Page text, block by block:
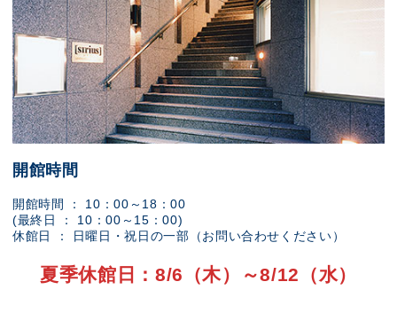
開館時間
開館時間 ： 10：00～18：00
(最終日 ： 10：00～15：00)
休館日 ： 日曜日・祝日の一部（お問い合わせください）
夏季休館日：8/6（木）～8/12（水）